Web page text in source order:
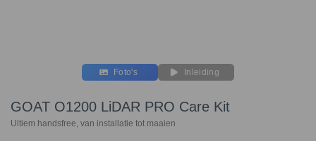
Foto's Inleiding
GOAT O1200 LiDAR PRO Care Kit
Ultiem handsfree, van installatie tot maaien